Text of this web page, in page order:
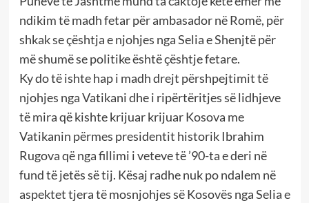
ndikim të madh fetar për ambasador në Romë, për
shkak se çështja e njohjes nga Selia e Shenjtë për
më shumë se politike është çështje fetare.
Ky do të ishte hap i madh drejt përshpejtimit të
njohjes nga Vatikani dhe i ripërtëritjes së lidhjeve
të mira që kishte krijuar krijuar Kosova me
Vatikanin përmes presidentit historik Ibrahim
Rugova që nga fillimi i veteve të ’90-ta e deri në
fund të jetës së tij. Kësaj radhe nuk po ndalem në
aspektet tjera të mosnjohjes së Kosovës nga Selia e